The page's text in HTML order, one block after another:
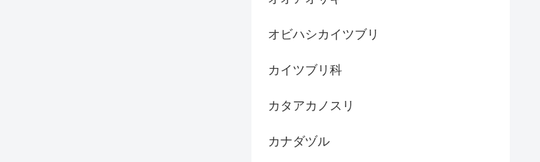
オビハシカイツブリ
カイツブリ科
カタアカノスリ
カナダヅル